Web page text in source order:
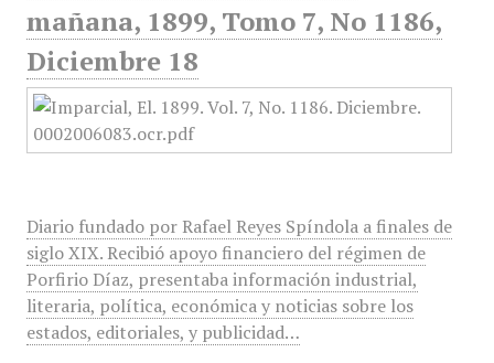
mañana, 1899, Tomo 7, No 1186,
Diciembre 18
Diario fundado por Rafael Reyes Spíndola a finales de
siglo XIX. Recibió apoyo financiero del régimen de
Porfirio Díaz, presentaba información industrial,
literaria, política, económica y noticias sobre los
estados, editoriales, y publicidad…